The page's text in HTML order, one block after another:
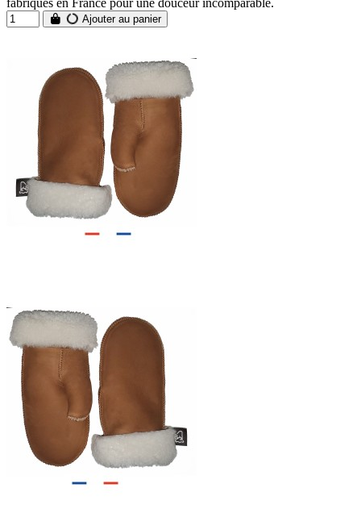
Ajouter au panier